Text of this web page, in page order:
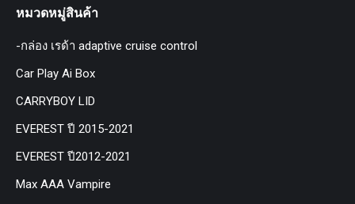
หมวดหมู่สินค้า
-กล่อง เรด้า adaptive cruise control
Car Play Ai Box
CARRYBOY LID
EVEREST ปี 2015-2021
EVEREST ปี2012-2021
Max AAA Vampire